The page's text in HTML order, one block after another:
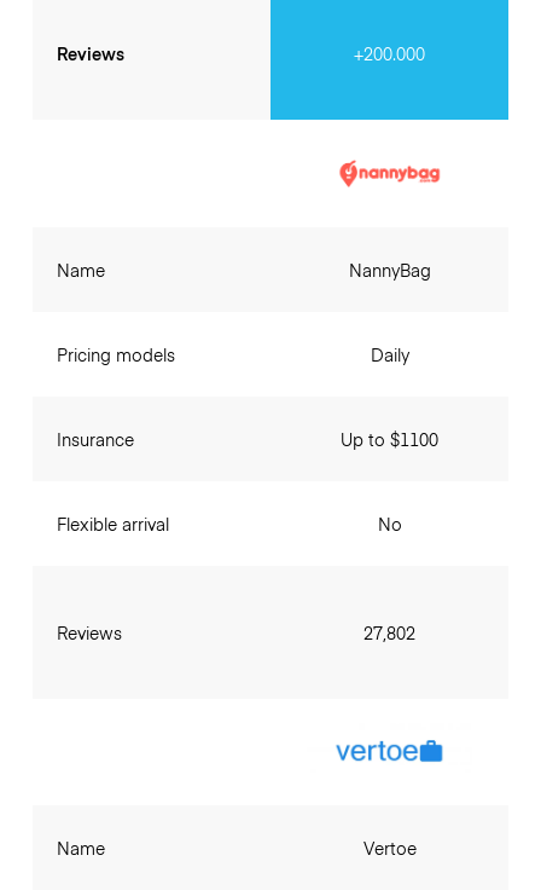
Reviews +200.000
Name
Pricing models
Insurance
Flexible arrival
Reviews
NannyBag
Daily
Up to $1100
No
27,802
Name Vertoe